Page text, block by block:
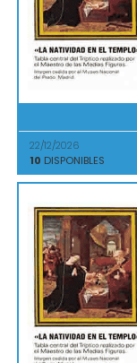
22/12/2026
10 DISPONIBLES